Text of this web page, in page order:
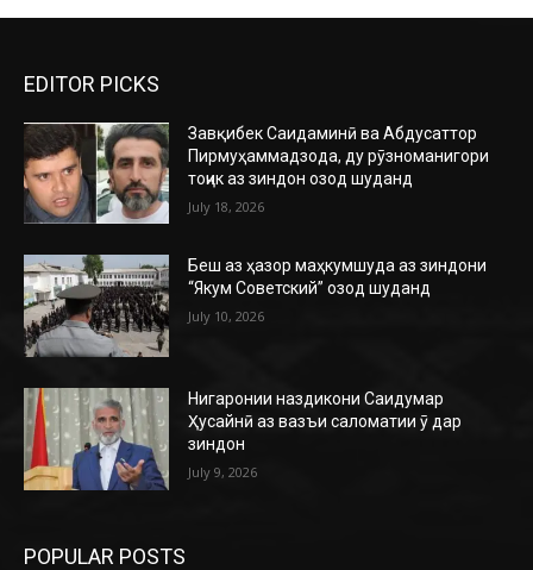
EDITOR PICKS
Завқибек Саидаминӣ ва Абдусаттор
Пирмуҳаммадзода, ду рӯзноманигори
тоҷик аз зиндон озод шуданд
July 18, 2026
Беш аз ҳазор маҳкумшуда аз зиндони
“Якум Советский” озод шуданд
July 10, 2026
Нигаронии наздикони Саидумар
Ҳусайнӣ аз вазъи саломатии ӯ дар
зиндон
July 9, 2026
POPULAR POSTS